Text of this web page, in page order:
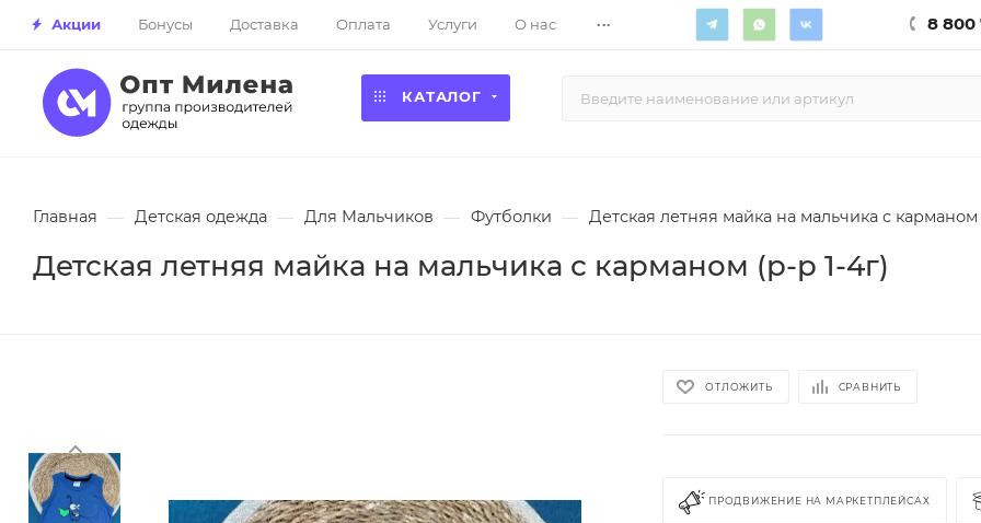
Акции Бонусы Доставка Оплата Услуги О нас ... 8 800
КАТАЛОГ
Главная — Детская одежда — Для Мальчиков — Футболки — Детская летняя майка на мальчика с карманом
Детская летняя майка на мальчика с карманом (р-р 1-4г)
ОТЛОЖИТЬ СРАВНИТЬ
ПРОДВИЖЕНИЕ НА МАРКЕТПЛЕЙСАХ